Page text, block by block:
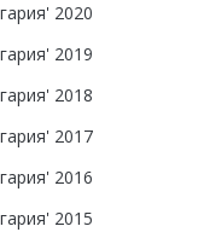
2020
2019
2018
2017
2016
2015